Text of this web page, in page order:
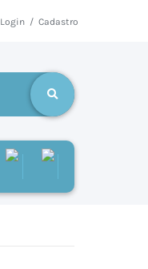
Login / Cadastro